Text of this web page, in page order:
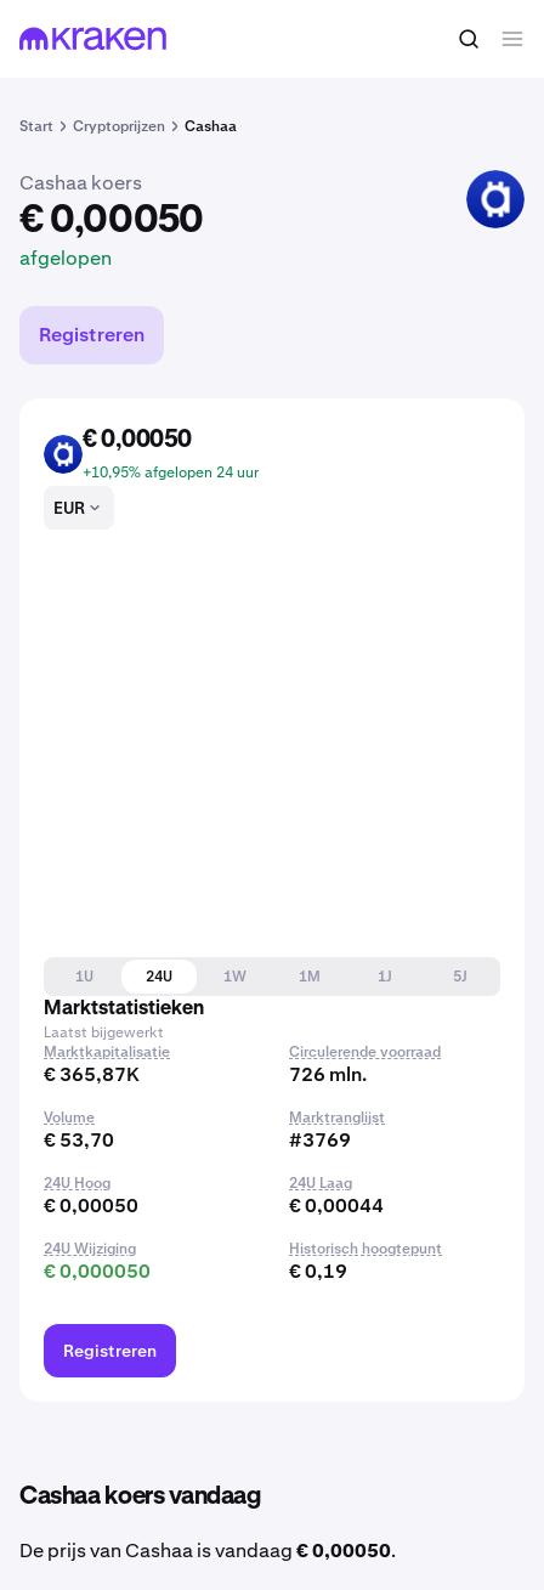
Start Cryptoprijzen Cashaa
€ 0,00050 CAS kopen
Cashaa koers
€ 0,00050
afgelopen
CAS
Registreren
CAS
€ 0,00050
+10,95% afgelopen 24 uur
EUR
1U 24U 1W 1M 1J
5J
Marktstatistieken
Laatst bijgewerkt
Marktkapitalisatie
€ 365,87K
Circulerende voorraad
726 mln.
Volume
€ 53,70
Marktranglijst
#3769
24U Hoog
€ 0,00050
24U Laag
€ 0,00044
24U Wijziging
€ 0,000050
Historisch hoogtepunt
€ 0,19
Registreren
Cashaa koers vandaag
De prijs van Cashaa is vandaag€ 0,00050.